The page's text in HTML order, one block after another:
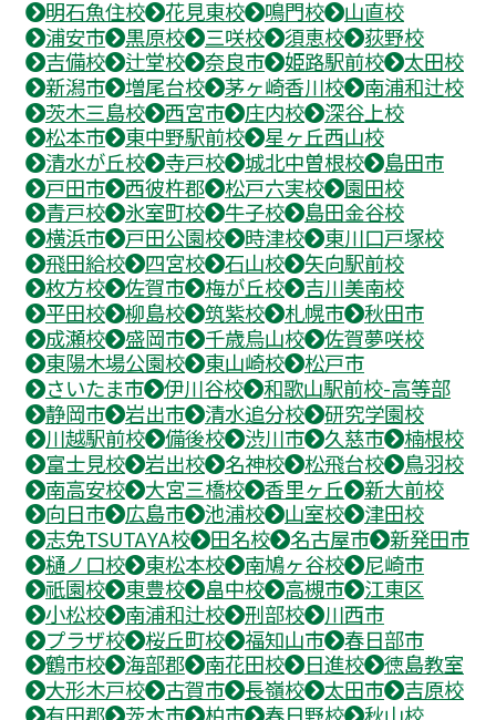
明石魚住校
花見東校 鳴門校
山直校
浦安市
黒原校 三咲校 須恵校
荻野校
吉備校
辻堂校 奈良市 姫路駅前校
太田校
新潟市
増尾台校 茅ヶ崎香川校
南浦和辻校
茨木三島校
西宮市 庄内校
深谷上校
松本市
東中野駅前校
星ヶ丘西山校
清水が丘校
寺戸校 城北中曽根校
島田市
戸田市
西彼杵郡 松戸六実校
園田校
青戸校
氷室町校 牛子校
島田金谷校
横浜市
戸田公園校 時津校
東川口戸塚校
飛田給校
四宮校 石山校
矢向駅前校
枚方校
佐賀市 梅が丘校
吉川美南校
平田校
柳島校 筑紫校 札幌市
秋田市
成瀬校
盛岡市 千歳烏山校
佐賀夢咲校
東陽木場公園校
東山崎校
松戸市
さいたま市
伊川谷校
和歌山駅前校-高等部
静岡市
岩出市 清水追分校
研究学園校
川越駅前校
備後校 渋川市 久慈市
楠根校
富士見校
岩出校 名神校 松飛台校
鳥羽校
南高安校
大宮三橋校 香里ヶ丘
新大前校
向日市
広島市 池浦校 山室校
津田校
志免TSUTAYA校
田名校 名古屋市
新発田市
樋ノ口校
東松本校 南鳩ヶ谷校
尼崎市
祇園校
東豊校 畠中校 高槻市
江東区
小松校
南浦和辻校 刑部校
川西市
プラザ校
桜丘町校 福知山市
春日部市
鶴市校
海部郡 南花田校 日進校
徳島教室
大形木戸校
古賀市 長嶺校 太田市
吉原校
有田郡
茨木市 柏市 春日野校
秋山校